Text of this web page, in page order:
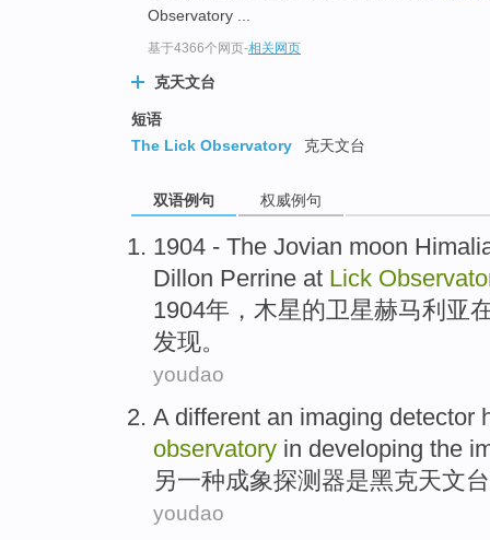
Observatory ...
基于4366个网页-相关网页
克天文台
短语
The Lick Observatory
克天文台
双语例句 权威例句
1904 - The Jovian moon
Dillon Perrine at Lick
1904年， 木星的卫星赫马利亚
发现。
youdao
A different an imaging detector
observatory in developing the
另一种成象探测器是黑克天文台
youdao